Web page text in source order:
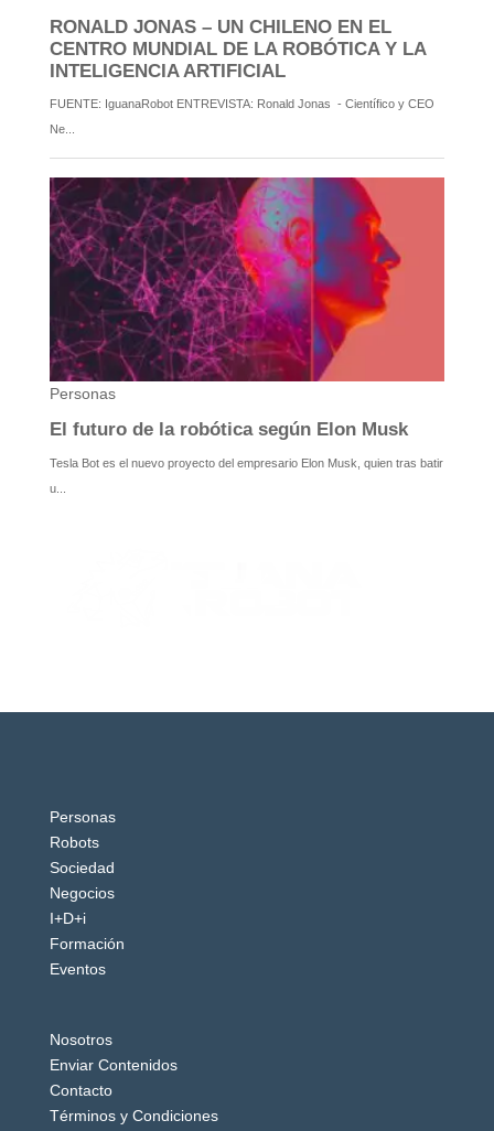
Personas
Robots
Sociedad
Negocios
I+D+i
Formación
Eventos
Nosotros
Enviar Contenidos
Contacto
Términos y Condiciones